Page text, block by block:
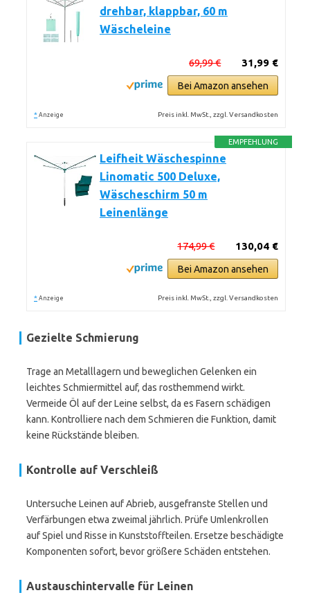
drehbar, klappbar, 60 m
Wäscheleine
31,99 €
69,99 €
Bei Amazon ansehen
* Anzeige Preis inkl. MwSt., zzgl. Versandkosten
EMPFEHLUNG
Leifheit Wäschespinne
Linomatic 500 Deluxe,
Wäscheschirm 50 m
Leinenlänge
130,04 €
174,99 €
Bei Amazon ansehen
* Anzeige Preis inkl. MwSt., zzgl. Versandkosten
Gezielte Schmierung
Trage an Metalllagern und beweglichen Gelenken ein
leichtes Schmiermittel auf, das rosthemmend wirkt.
Vermeide Öl auf der Leine selbst, da es Fasern schädigen
kann. Kontrolliere nach dem Schmieren die Funktion, damit
keine Rückstände bleiben.
Kontrolle auf Verschleiß
Untersuche Leinen auf Abrieb, ausgefranste Stellen und
Verfärbungen etwa zweimal jährlich. Prüfe Umlenkrollen
auf Spiel und Risse in Kunststoffteilen. Ersetze beschädigte
Komponenten sofort, bevor größere Schäden entstehen.
Austauschintervalle für Leinen